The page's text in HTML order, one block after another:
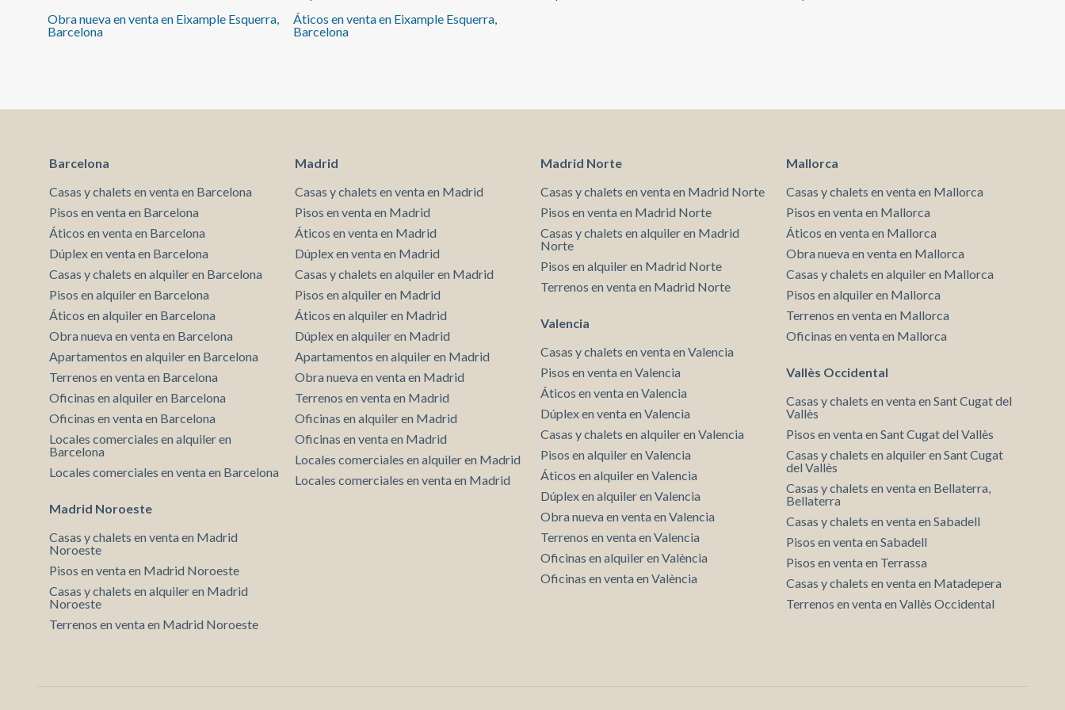
exterior con baño privado, mientras que el resto de
estancias ofrecen versatilidad para familias,
público y amplias zonas verdes a pocos pasos. La
rápida con cualquier punto de la ciudad. La propiedad
por conductos y carpintería de aluminio con doble
acristalamiento en la mayoría de las estancias. Una
vivienda pensada para quienes valoran el carácter de
la arquitectura barcelonesa sin renunciar al confort
actual. Para conocer el precio y descubrir todo su
potencial, contacta con aProperties Real Estate,
especialistas en viviendas exclusivas en Barcelona,
Madrid, Valencia y Baleares.
reforma del piso. Entrega 1er Trimestre 2027 ¿Te
imaginas viviendo aquí?
Obra nueva en venta en Eixample Esquerra,
Barcelona
Áticos en venta en Eixample Esquerra,
Barcelona
Barcelona
Casas y chalets en venta en Barcelona
Pisos en venta en Barcelona
Áticos en venta en Barcelona
Dúplex en venta en Barcelona
Casas y chalets en alquiler en Barcelona
Pisos en alquiler en Barcelona
Áticos en alquiler en Barcelona
Obra nueva en venta en Barcelona
Apartamentos en alquiler en Barcelona
Terrenos en venta en Barcelona
Oficinas en alquiler en Barcelona
Oficinas en venta en Barcelona
Locales comerciales en alquiler en
Barcelona
Locales comerciales en venta en Barcelona
Madrid Noroeste
Casas y chalets en venta en Madrid
Noroeste
Pisos en venta en Madrid Noroeste
Casas y chalets en alquiler en Madrid
Noroeste
Terrenos en venta en Madrid Noroeste
Madrid
Casas y chalets en venta en Madrid
Pisos en venta en Madrid
Áticos en venta en Madrid
Dúplex en venta en Madrid
Casas y chalets en alquiler en Madrid
Pisos en alquiler en Madrid
Áticos en alquiler en Madrid
Dúplex en alquiler en Madrid
Apartamentos en alquiler en Madrid
Obra nueva en venta en Madrid
Terrenos en venta en Madrid
Oficinas en alquiler en Madrid
Oficinas en venta en Madrid
Locales comerciales en alquiler en Madrid
Locales comerciales en venta en Madrid
Madrid Norte
Casas y chalets en venta en Madrid Norte
Pisos en venta en Madrid Norte
Casas y chalets en alquiler en Madrid
Norte
Pisos en alquiler en Madrid Norte
Terrenos en venta en Madrid Norte
Valencia
Casas y chalets en venta en Valencia
Pisos en venta en Valencia
Áticos en venta en Valencia
Dúplex en venta en Valencia
Casas y chalets en alquiler en Valencia
Pisos en alquiler en Valencia
Áticos en alquiler en Valencia
Dúplex en alquiler en Valencia
Obra nueva en venta en Valencia
Terrenos en venta en Valencia
Oficinas en alquiler en València
Oficinas en venta en València
Mallorca
Casas y chalets en venta en Mallorca
Pisos en venta en Mallorca
Áticos en venta en Mallorca
Obra nueva en venta en Mallorca
Casas y chalets en alquiler en Mallorca
Pisos en alquiler en Mallorca
Terrenos en venta en Mallorca
Oficinas en venta en Mallorca
Vallès Occidental
Casas y chalets en venta en Sant Cugat del
Vallès
Pisos en venta en Sant Cugat del Vallès
Casas y chalets en alquiler en Sant Cugat
del Vallès
Casas y chalets en venta en Bellaterra,
Bellaterra
Casas y chalets en venta en Sabadell
Pisos en venta en Sabadell
Pisos en venta en Terrassa
Casas y chalets en venta en Matadepera
Terrenos en venta en Vallès Occidental